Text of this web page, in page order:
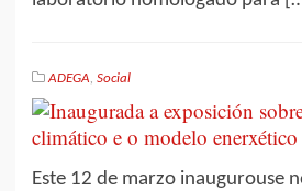
ADEGA, Social
Este 12 de marzo inaugurouse